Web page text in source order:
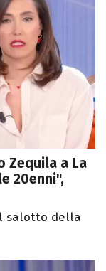
Zequila a La
20enni",
salotto della